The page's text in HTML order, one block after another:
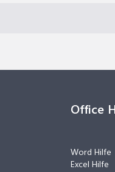
Office
Word Hilfe
Excel Hilfe